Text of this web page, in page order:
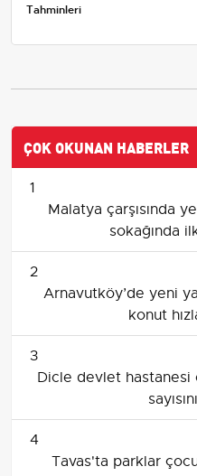
Tahminleri
ÇOK OKUNAN HABERLER
1
Malatya çarşısında
sokağında
2
Arnavutköy’de yeni
konut
3
Dicle devlet hastanesi
4
Tavas'ta parklar